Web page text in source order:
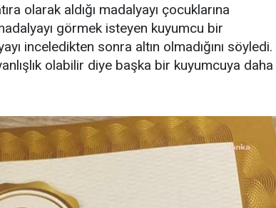
olarak aldığı madalyayı çocuklarına
görmek isteyen kuyumcu bir
inceledikten sonra altın olmadığını söyledi.
olabilir diye başka bir kuyumcuya daha